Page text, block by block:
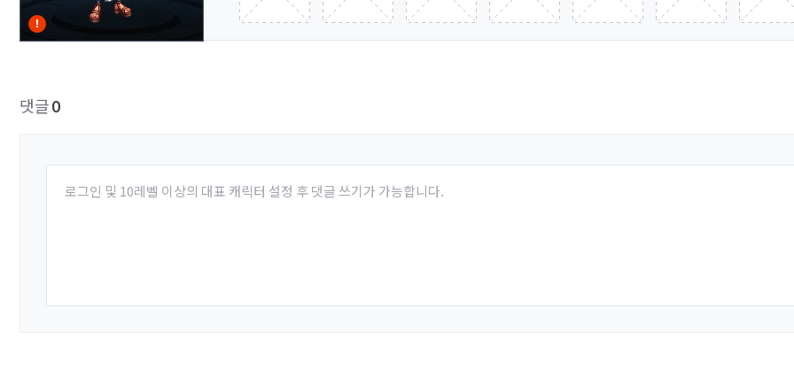
댓글0
로그인 및 10레벨 이상의 대표 캐릭터 설정 후 댓글 쓰기가 가능합니다.